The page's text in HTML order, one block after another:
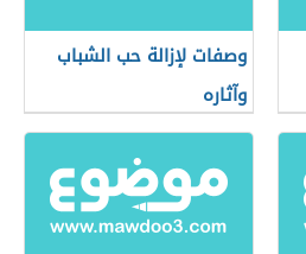
وصفات لإزالة حب الشباب
وآثاره